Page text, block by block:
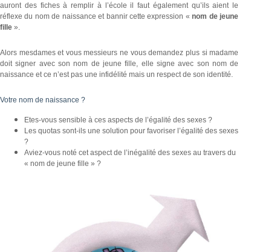
auront des fiches à remplir à l’école il faut également qu’ils aient le
réflexe du nom de naissance et bannir cette expression « nom de jeune
fille ».
Alors mesdames et vous messieurs ne vous demandez plus si madame
doit signer avec son nom de jeune fille, elle signe avec son nom de
naissance et ce n’est pas une infidélité mais un respect de son identité.
Votre nom de naissance ?
Etes-vous sensible à ces aspects de l’égalité des sexes ?
Les quotas sont-ils une solution pour favoriser l’égalité des sexes
?
Aviez-vous noté cet aspect de l’inégalité des sexes au travers du
« nom de jeune fille » ?